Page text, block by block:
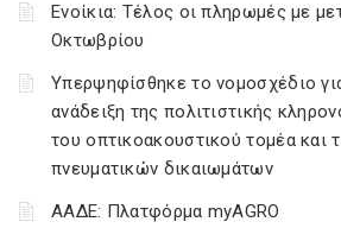
Ενοίκια: Τέλος οι πληρωμές με
Οκτωβρίου
Υπερψηφίσθηκε το νομοσχέδιο
ανάδειξη της πολιτιστικής
του οπτικοακουστικού τομέα και
πνευματικών δικαιωμάτων
ΑΑΔΕ: Πλατφόρμα myAGRO